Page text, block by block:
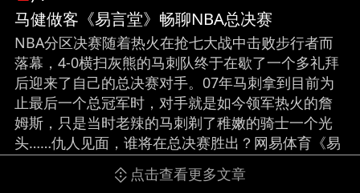
马健做客《易言堂》畅聊NBA总决赛
NBA分区决赛随着热火在抢七大战中击败步行者而
落幕，4-0横扫灰熊的马刺队终于在歇了一个多礼拜
后迎来了自己的总决赛对手。07年马刺拿到目前为
止最后一个总冠军时，对手就是如今领军热火的詹
姆斯，只是当时老辣的马刺剃了稚嫩的骑士一个光
头……仇人见面，谁将在总决赛胜出？网易体育《易
言堂》邀请前男篮国手马健作客，分析他心目中的
点击查看更多文章